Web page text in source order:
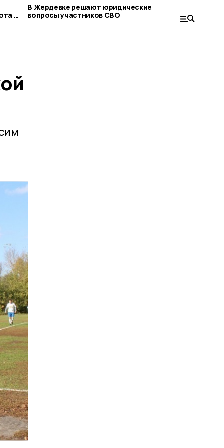
в
В Жердевке решают юридические
вопросы участников СВО
пример